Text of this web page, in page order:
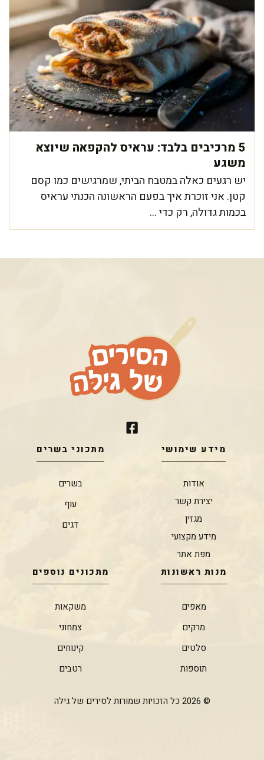
5 מרכיבים בלבד: עראיס להקפאה שיוצא
משגע
יש רגעים כאלה במטבח הביתי, שמרגישים כמו קסם
קטן. אני זוכרת איך בפעם הראשונה הכנתי עראיס
בכמות גדולה, רק כדי ...
מידע שימושי
אודות
יצירת קשר
מגזין
מידע מקצועי
מפת אתר
מתכוני בשרים
בשרים
עוף
דגים
מנות ראשונות
מאפים
מרקים
סלטים
תוספות
מתכונים נוספים
משקאות
צמחוני
קינוחים
רטבים
© 2026 כל הזכויות שמורות לסירים של גילה